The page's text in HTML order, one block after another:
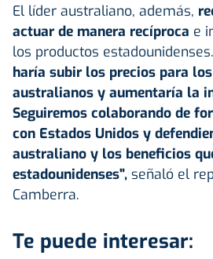
El líder australiano, además,
actuar de manera recíproca e
los productos estadounidenses.
haría subir los precios para
australianos y aumentaría la
Seguiremos colaborando de
con Estados Unidos y
australiano y los beneficios
estadounidenses", señaló el
Camberra.
Te puede interesar: